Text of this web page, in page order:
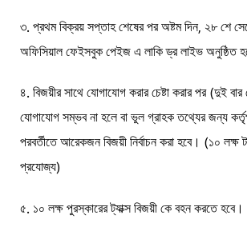
৩.প্রথমবিক্রয়সপ্তাহশেষেরপরঅষ্টমদিন, ২৮শে
অফিসিয়ালফেইসবুকপেইজএলাকিড্রলাইভঅনুষ্ঠিত
৪.বিজয়ীরসাথেযোগাযোগকরারচেষ্টাকরারপর(দুইবার
যোগাযোগসম্ভবনাহলেবাভুলগ্রাহকতথ্যেরজন্য
পরবর্তীতেআরেকজনবিজয়ীনির্বাচনকরাহবে। (১০লক্ষ
প্রযোজ্য)
৫. ১০লক্ষপুরস্কারেরট্যাক্সবিজয়ীকেবহনকরতেহবে।